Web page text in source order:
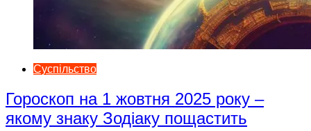
Суспільство
Гороскоп на 1 жовтня 2025 року –
якому знаку Зодіаку пощастить